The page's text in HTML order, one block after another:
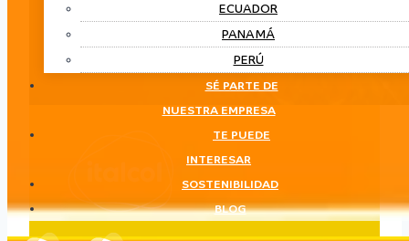
ECUADOR
PANAMÁ
PERÚ
SÉ PARTE DE
NUESTRA EMPRESA
TE PUEDE
INTERESAR
SOSTENIBILIDAD
BLOG